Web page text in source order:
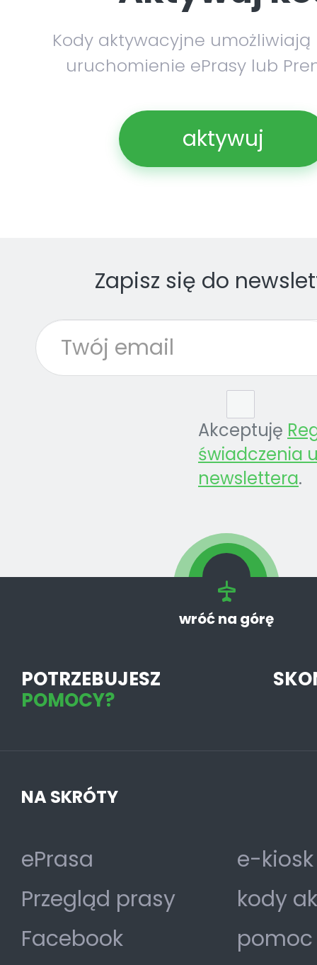
Kody aktywacyjne umożliwiają
uruchomienie ePrasy lub
aktywuj
Zapisz się do
Akceptuję
świadczenia
newslettera.
wróć na górę
POTRZEBUJESZ
POMOCY?
NA SKRÓTY
ePrasa
Przegląd prasy
Facebook
e-
kody
pomoc